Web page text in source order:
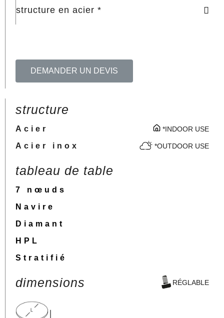
structure en acier *
DEMANDER UN DEVIS
structure
Acier *INDOOR USE
Acier inox *OUTDOOR USE
tableau de table
7 nœuds
Navire
Diamant
HPL
Stratifié
RÉGLABLE
dimensions